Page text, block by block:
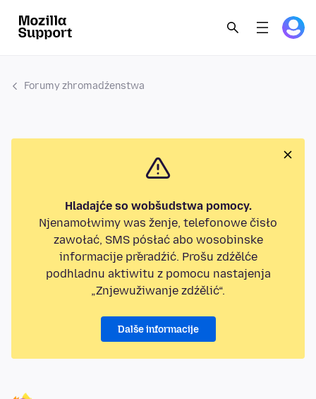
Forumy zhromadźenstwa
Hladajće so wobšudstwa pomocy.
Njenamołwimy was ženje, telefonowe čisło
zawołać, SMS pósłać abo wosobinske
informacije přeradźić. Prošu zdźělće
podhladnu aktiwitu z pomocu nastajenja
„Znjewužiwanje zdźělić“.
Dalše informacije